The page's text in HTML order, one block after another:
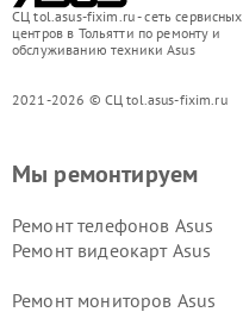
СЦ tol.asus-fixim.ru - сеть сервисных
центров в Тольятти по ремонту и
обслуживанию техники Asus
2021-2026 © СЦ tol.asus-fixim.ru
Мы ремонтируем
Ремонт телефонов Asus
Ремонт видеокарт Asus
Ремонт мониторов Asus